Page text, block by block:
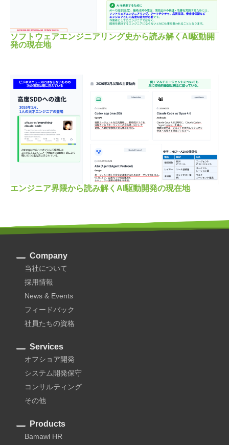
ソフトウェアエンジニアリング史から読み解くAI駆動開
発の現在地
エンジニア界隈から読み解くAI駆動開発の現在地
Company
当社について
採用情報
News & Events
フィードバック
社員たちの資格
Services
オフショア開発
システム開発保守
コンサルティング
その他
Products
Bamawl HR